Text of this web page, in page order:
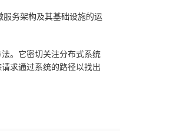
务架构及其基础设施的运
。它密切关注分布式系统
求通过系统的路径以找出